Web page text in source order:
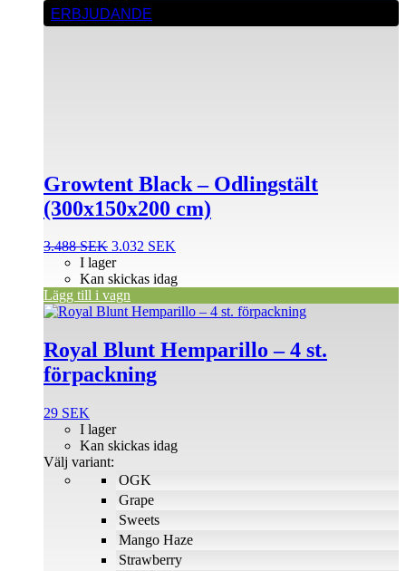
ERBJUDANDE
Growtent Black – Odlingstält
(300x150x200 cm)
3.488SEK Det
ursprungliga
priset
var:
3.488 SEK.
3.032 SEK
priset
3.032 SEK.
I lager
Kan skickas idag
Lägg till i vagn
Royal Blunt Hemparillo – 4 st.
förpackning
29 SEK
OGK
Grape
Sweets
Mango Haze
Strawberry
I lager
Kan skickas idag
Välj variant:
Den
produkten
har
flera
De
olika
alternativen
kan
väljas
produktsidan